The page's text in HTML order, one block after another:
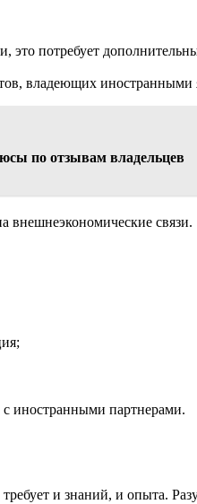
потребует
владеющих иностранными
по отзывам владельцев
внешнеэкономические связи.
иностранными партнерами.
и знаний, и опыта.